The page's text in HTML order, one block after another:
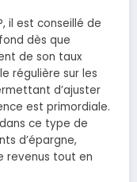
il est conseillé de
dès que
de son taux
régulière sur les
d’ajuster
est primordiale.
ce type de
d’épargne,
revenus tout en